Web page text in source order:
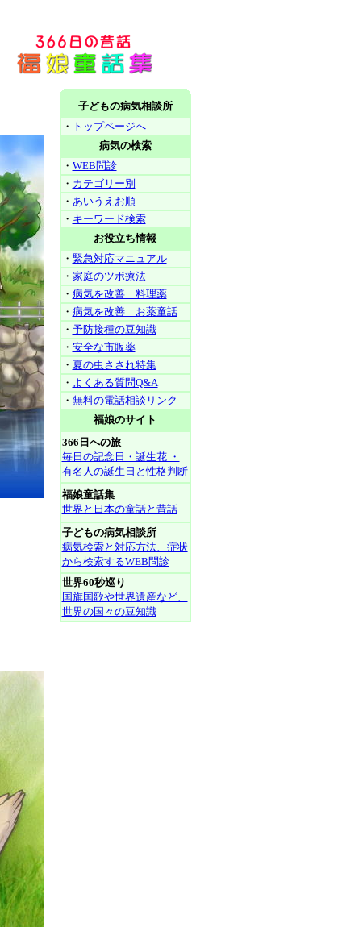
子どもの病気相談所
・ トップページへ
病気の検索
・ WEB問診
・ カテゴリー別
・ あいうえお順
・ キーワード検索
お役立ち情報
・ 緊急対応マニュアル
・ 家庭のツボ療法
・ 病気を改善 料理薬
・ 病気を改善 お薬童話
・ 予防接種の豆知識
・ 安全な市販薬
・ 夏の虫さされ特集
・ よくある質問Q&A
・ 無料の電話相談リンク
福娘のサイト
366日への旅
毎日の記念日・誕生花 ・
有名人の誕生日と性格判断
福娘童話集
世界と日本の童話と昔話
子どもの病気相談所
病気検索と対応方法、症状
から検索するWEB問診
世界60秒巡り
国旗国歌や世界遺産など、
世界の国々の豆知識